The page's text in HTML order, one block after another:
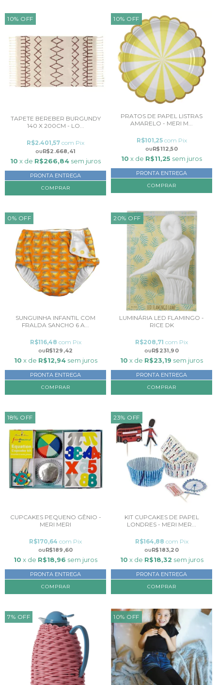
10% OFF
TAPETE BEREBER BURGUNDY
140 X 200CM - LO...
R$2.668,41
R$2.401,57 com Pix
10 x de R$266,84 sem juros
PRONTA ENTREGA
10% OFF
PRATOS DE PAPEL LISTRAS
AMARELO - MERI M...
R$112,50
R$101,25 com Pix
10 x de R$11,25 sem juros
PRONTA ENTREGA
0% OFF
SUNGUINHA INFANTIL COM
FRALDA SANCHO 6 A...
R$129,42
R$116,48 com Pix
10 x de R$12,94 sem juros
PRONTA ENTREGA
20% OFF
LUMINÁRIA LED FLAMINGO -
RICE DK
R$231,90
R$208,71 com Pix
10 x de R$23,19 sem juros
PRONTA ENTREGA
18% OFF
CUPCAKES PEQUENO GÊNIO -
MERI MERI
R$189,60
R$170,64 com Pix
10 x de R$18,96 sem juros
PRONTA ENTREGA
23% OFF
KIT CUPCAKES DE PAPEL
LONDRES - MERI MER...
R$183,20
R$164,88 com Pix
10 x de R$18,32 sem juros
PRONTA ENTREGA
7% OFF 10% OFF